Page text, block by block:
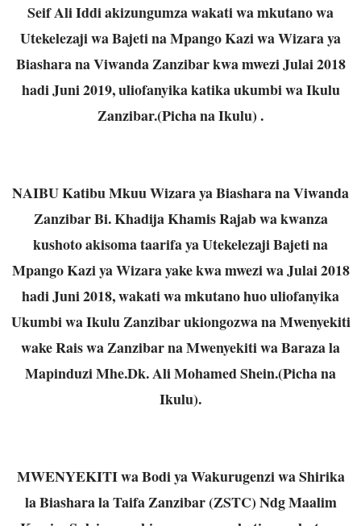
Seif Ali Iddi akizungumza wakati wa mkutano wa
Utekelezaji wa Bajeti na Mpango Kazi wa Wizara ya
Biashara na Viwanda Zanzibar kwa mwezi Julai 2018
hadi Juni 2019, uliofanyika katika ukumbi wa Ikulu
Zanzibar.(Picha na Ikulu) .
NAIBU Katibu Mkuu Wizara ya Biashara na Viwanda
Zanzibar Bi. Khadija Khamis Rajab wa kwanza
kushoto akisoma taarifa ya Utekelezaji Bajeti na
Mpango Kazi ya Wizara yake kwa mwezi wa Julai 2018
hadi Juni 2018, wakati wa mkutano huo uliofanyika
Ukumbi wa Ikulu Zanzibar ukiongozwa na Mwenyekiti
wake Rais wa Zanzibar na Mwenyekiti wa Baraza la
Mapinduzi Mhe.Dk. Ali Mohamed Shein.(Picha na
Ikulu).
MWENYEKITI wa Bodi ya Wakurugenzi wa Shirika
la Biashara la Taifa Zanzibar (ZSTC) Ndg Maalim